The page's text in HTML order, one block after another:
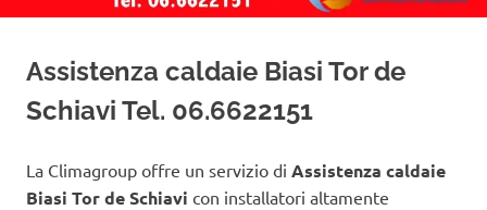
Roma
Assistenza caldaie Biasi Tor de
Schiavi Tel. 06.6622151
La Climagroup offre un servizio di Assistenza caldaie
Biasi Tor de Schiavi con installatori altamente